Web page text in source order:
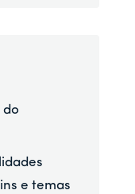
do
e temas